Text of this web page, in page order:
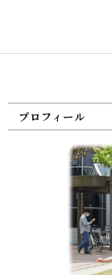
プロフィール